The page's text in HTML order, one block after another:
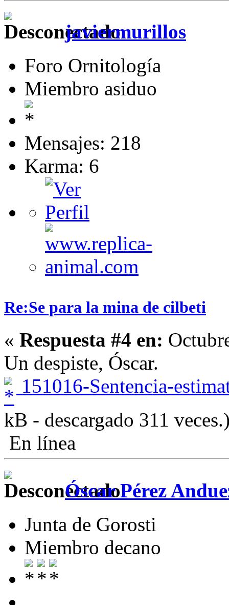
javiermurillos
Foro Ornitología
Miembro asiduo
Mensajes: 218
Karma: 6
Re:Se para la mina de cilbeti
« Respuesta #4 en:
Un despiste, Óscar.
151016-Sentencia-
kB - descargado 311
En línea
Óscar Pérez
Junta de Gorosti
Miembro decano